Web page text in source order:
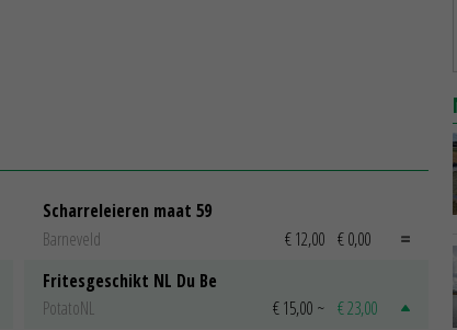
Scharreleieren maat 59
Barneveld
€ 12,00 € 0,00
Fritesgeschikt NL Du Be
PotatoNL
€ 15,00 ~ € 23,00